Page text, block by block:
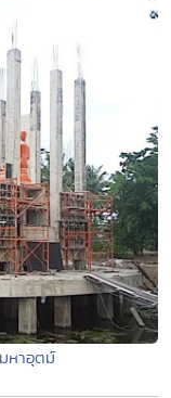
หาอุตม์